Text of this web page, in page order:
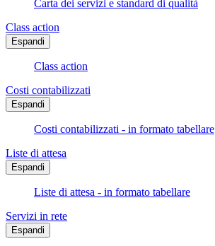
Carta dei servizi e standard di qualità
Class action
Espandi
Class action
Costi contabilizzati
Espandi
Costi contabilizzati - in formato tabellare
Liste di attesa
Espandi
Liste di attesa - in formato tabellare
Servizi in rete
Espandi